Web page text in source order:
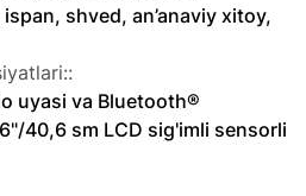
shved, an’anaviy xitoy,
uyasi va Bluetooth®
40,6 sm LCD sig'imli sensorli